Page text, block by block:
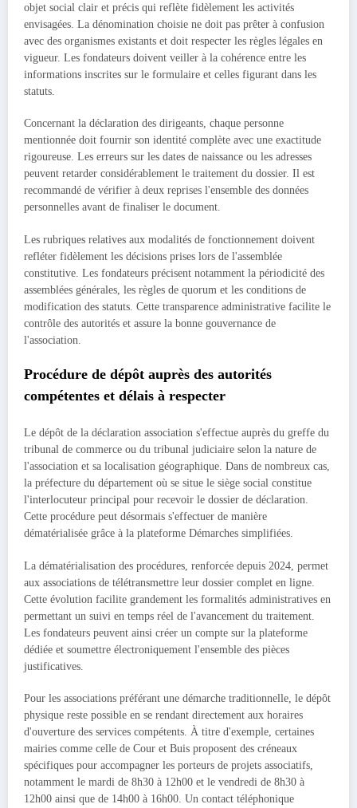
objet social clair et précis qui reflète fidèlement les activités
envisagées. La dénomination choisie ne doit pas prêter à confusion
avec des organismes existants et doit respecter les règles légales en
vigueur. Les fondateurs doivent veiller à la cohérence entre les
informations inscrites sur le formulaire et celles figurant dans les
statuts.
Concernant la déclaration des dirigeants, chaque personne
mentionnée doit fournir son identité complète avec une exactitude
rigoureuse. Les erreurs sur les dates de naissance ou les adresses
peuvent retarder considérablement le traitement du dossier. Il est
recommandé de vérifier à deux reprises l'ensemble des données
personnelles avant de finaliser le document.
Les rubriques relatives aux modalités de fonctionnement doivent
refléter fidèlement les décisions prises lors de l'assemblée
constitutive. Les fondateurs précisent notamment la périodicité des
assemblées générales, les règles de quorum et les conditions de
modification des statuts. Cette transparence administrative facilite le
contrôle des autorités et assure la bonne gouvernance de
l'association.
Procédure de dépôt auprès des autorités
compétentes et délais à respecter
Le dépôt de la déclaration association s'effectue auprès du greffe du
tribunal de commerce ou du tribunal judiciaire selon la nature de
l'association et sa localisation géographique. Dans de nombreux cas,
la préfecture du département où se situe le siège social constitue
l'interlocuteur principal pour recevoir le dossier de déclaration.
Cette procédure peut désormais s'effectuer de manière
dématérialisée grâce à la plateforme Démarches simplifiées.
La dématérialisation des procédures, renforcée depuis 2024, permet
aux associations de télétransmettre leur dossier complet en ligne.
Cette évolution facilite grandement les formalités administratives en
permettant un suivi en temps réel de l'avancement du traitement.
Les fondateurs peuvent ainsi créer un compte sur la plateforme
dédiée et soumettre électroniquement l'ensemble des pièces
justificatives.
Pour les associations préférant une démarche traditionnelle, le dépôt
physique reste possible en se rendant directement aux horaires
d'ouverture des services compétents. À titre d'exemple, certaines
mairies comme celle de Cour et Buis proposent des créneaux
spécifiques pour accompagner les porteurs de projets associatifs,
notamment le mardi de 8h30 à 12h00 et le vendredi de 8h30 à
12h00 ainsi que de 14h00 à 16h00. Un contact téléphonique